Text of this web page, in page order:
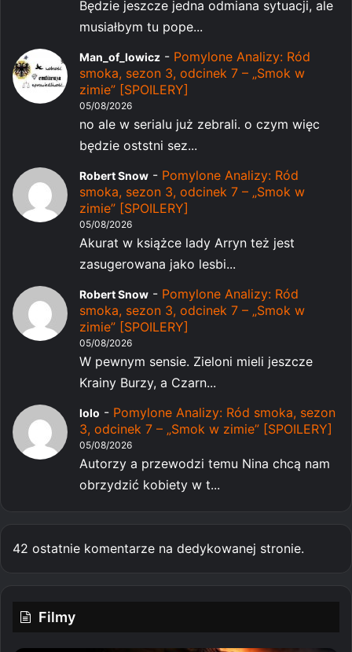
Będzie jeszcze jedna odmiana sytuacji, ale
musiałbym tu pope...
Man_of_lowicz - Pomylone Analizy: Ród
smoka, sezon 3, odcinek 7 – „Smok w
zimie” [SPOILERY]
05/08/2026
no ale w serialu już zebrali. o czym więc
będzie oststni sez...
Robert Snow - Pomylone Analizy: Ród
smoka, sezon 3, odcinek 7 – „Smok w
zimie” [SPOILERY]
05/08/2026
Akurat w książce lady Arryn też jest
zasugerowana jako lesbi...
Robert Snow - Pomylone Analizy: Ród
smoka, sezon 3, odcinek 7 – „Smok w
zimie” [SPOILERY]
05/08/2026
W pewnym sensie. Zieloni mieli jeszcze
Krainy Burzy, a Czarn...
lolo - Pomylone Analizy: Ród smoka, sezon
3, odcinek 7 – „Smok w zimie” [SPOILERY]
05/08/2026
Autorzy a przewodzi temu Nina chcą nam
obrzydzić kobiety w t...
42 ostatnie komentarze na dedykowanej stronie.
Filmy